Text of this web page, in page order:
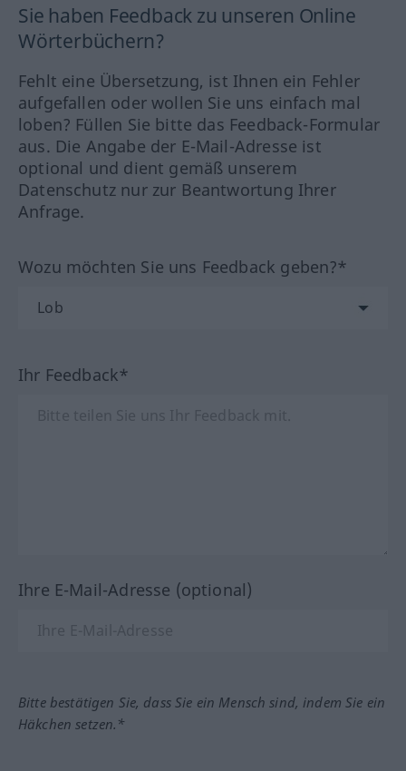
Sie haben Feedback zu unseren Online
Wörterbüchern?
Fehlt eine Übersetzung, ist Ihnen ein Fehler
aufgefallen oder wollen Sie uns einfach mal
loben? Füllen Sie bitte das Feedback-Formular
aus. Die Angabe der E-Mail-Adresse ist
optional und dient gemäß unserem
Datenschutz nur zur Beantwortung Ihrer
Anfrage.
Wozu möchten Sie uns Feedback geben?*
Ihr Feedback*
Ihre E-Mail-Adresse (optional)
Bitte bestätigen Sie, dass Sie ein Mensch sind, indem Sie ein
Häkchen setzen.*